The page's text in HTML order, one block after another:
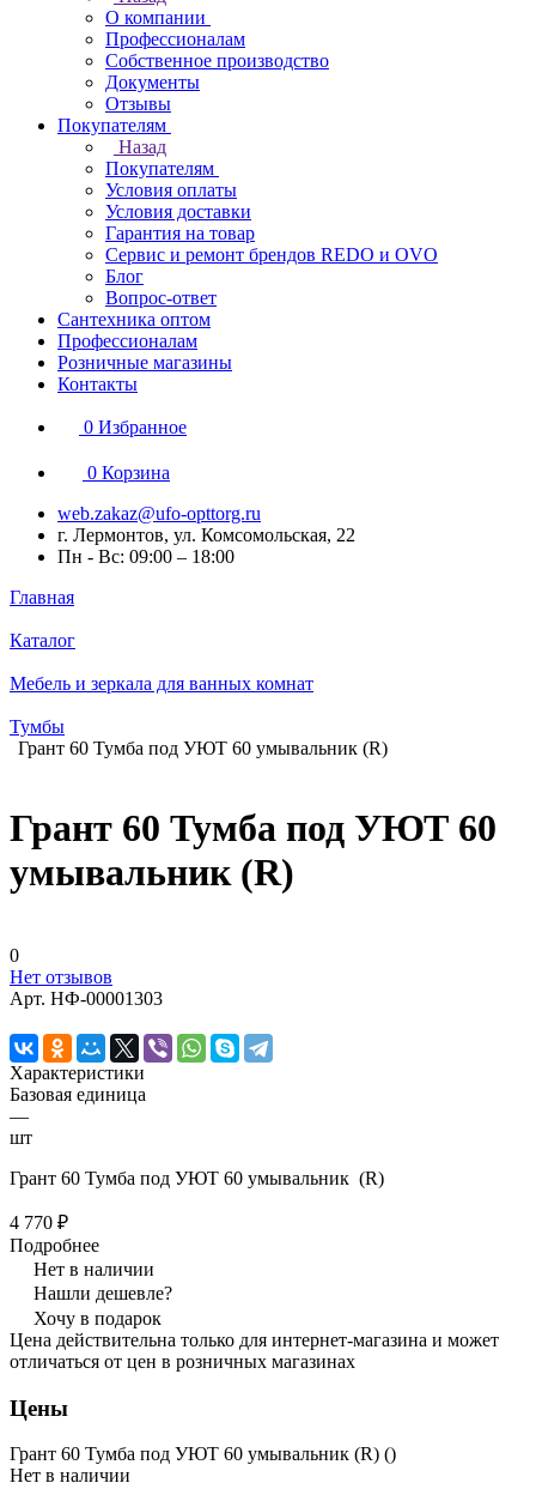
О компании
Профессионалам
Собственное производство
Документы
Отзывы
Покупателям
Назад
Покупателям
Условия оплаты
Условия доставки
Гарантия на товар
Сервис и ремонт брендов REDO и OVO
Блог
Вопрос-ответ
Сантехника оптом
Профессионалам
Розничные магазины
Контакты
0 Избранное
0 Корзина
web.zakaz@ufo-opttorg.ru
г. Лермонтов, ул. Комсомольская, 22
Пн - Вс: 09:00 – 18:00
Главная
Каталог
Мебель и зеркала для ванных комнат
Тумбы
Грант 60 Тумба под УЮТ 60 умывальник (R)
Грант 60 Тумба под УЮТ 60
умывальник (R)
0
Нет отзывов
Арт. НФ-00001303
Характеристики
Базовая единица
—
шт
Грант 60 Тумба под УЮТ 60 умывальник (R)
4 770 ₽
Подробнее
Нет в наличии
Нашли дешевле?
Хочу в подарок
Цена действительна только для интернет-магазина и может
отличаться от цен в розничных магазинах
Цены
Грант 60 Тумба под УЮТ 60 умывальник (R) ()
Нет в наличии